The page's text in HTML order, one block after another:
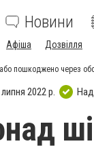
Новини
Афіша Дозвілля
пошкоджено через
2022 р.